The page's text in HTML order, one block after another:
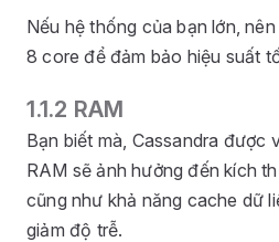
Nếu hệ thống của bạn lớn,
8 core để đảm bảo hiệu suất
1.1.2 RAM
Bạn biết mà, Cassandra được
RAM sẽ ảnh hưởng đến kích
cũng như khả năng cache dữ
giảm độ trễ.